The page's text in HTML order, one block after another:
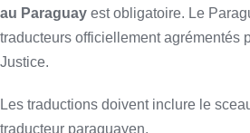
au Paraguay est obligatoire. Le
traducteurs officiellement agrémentés
Justice.
Les traductions doivent inclure le
traducteur paraguayen.